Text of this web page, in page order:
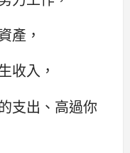
產，
收入，
支出、高過你